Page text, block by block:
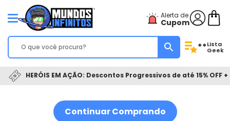
Alerta de
Cupom
**Lista
Geek
HERÓIS EM AÇÃO: Descontos Progressivos de até 15% OFF
Continuar Comprando